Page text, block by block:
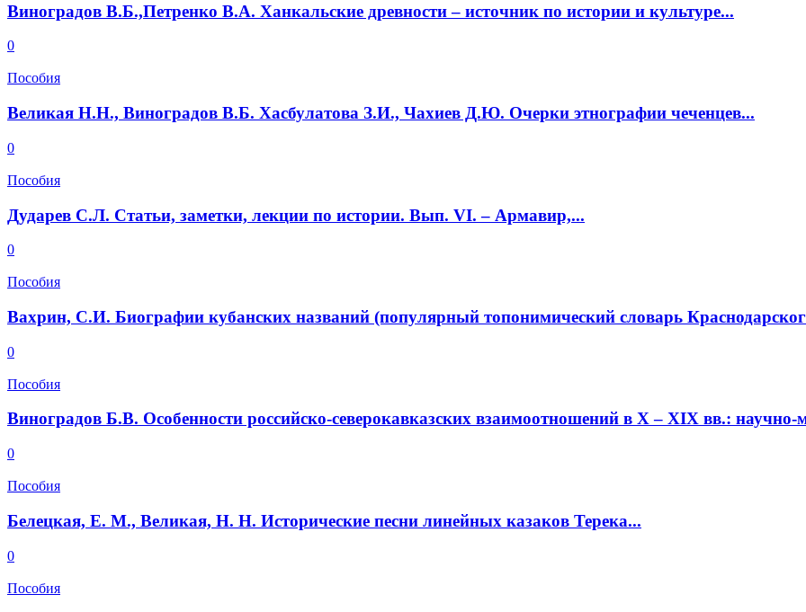
Виноградов В.Б.,Петренко В.А. Ханкальские древности – источник по истории и культуре...
0
Пособия
Великая Н.Н., Виноградов В.Б. Хасбулатова З.И., Чахиев Д.Ю. Очерки этнографии чеченцев...
0
Пособия
Дударев С.Л. Статьи, заметки, лекции по истории. Вып. VI. – Армавир,...
0
Пособия
Вахрин, С.И. Биографии кубанских названий (популярный топонимический словарь
0
Пособия
Виноградов Б.В. Особенности российско-северокавказских взаимоотношений в Х – XIX вв.: научно-
0
Пособия
Белецкая, Е. М., Великая, Н. Н. Исторические песни линейных казаков Терека...
0
Пособия